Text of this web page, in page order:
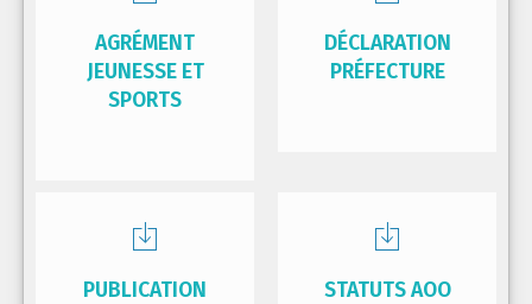
AGRÉMENT
JEUNESSE ET
SPORTS
DÉCLARATION
PRÉFECTURE
PUBLICATION
STATUTS AOO